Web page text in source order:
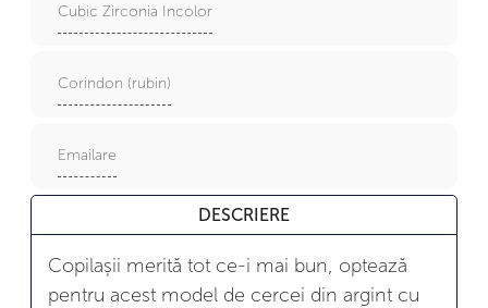
Cubic Zirconia Incolor
Corindon (rubin)
Emailare
DESCRIERE
Copilașii merită tot ce-i mai bun, optează
pentru acest model de cercei din argint cu